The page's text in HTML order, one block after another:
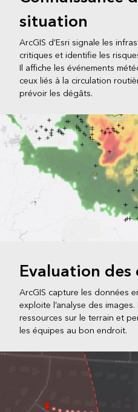
situation
ArcGIS d’Esri signale les
critiques et identifie les
Il affiche les événements
ceux liés à la circulation
prévoir les dégâts.
Evaluation
ArcGIS capture les données
exploite l’analyse des
ressources sur le terrain et
les équipes au bon endroit.